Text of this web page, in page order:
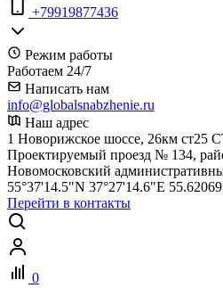
+79919877436
Режим работы
Работаем 24/7
Написать нам
info@globalsnabzhenie.ru
Наш адрес
1 Новорижское шоссе, 26км ст25
Проектируемый проезд № 134,
Новомосковский
55°37'14.5"N 37°27'14.6"E
Перейти в контакты
0